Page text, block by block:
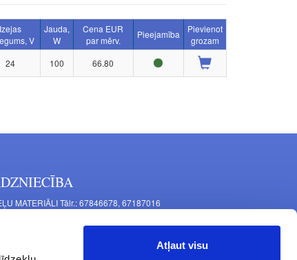
Atļaut visu
Izejas
V
Jauda,
W
Cena EUR
par mērv.
Pieejamība
Pievienot
grozam
24 100 66.80
MATERIĀLI Tālr.: 67846678, 67187016
iela 11, Rīga, LV-1063, Latvija
MĒBELĒM Tālr.: 67846682, 67844884